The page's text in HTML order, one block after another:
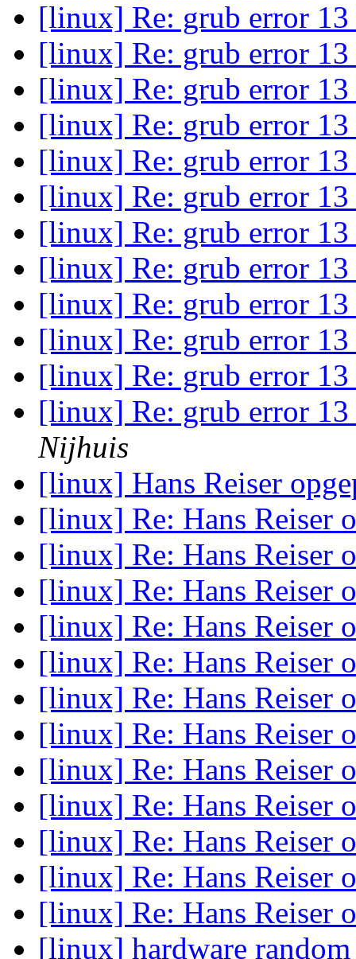
[linux] Re: grub error 13
[linux] Re: grub error 13
[linux] Re: grub error 13
[linux] Re: grub error 13
[linux] Re: grub error 13
[linux] Re: grub error 13
[linux] Re: grub error 13
[linux] Re: grub error 13
[linux] Re: grub error 13
[linux] Re: grub error 13
[linux] Re: grub error
[linux] Re: grub error
Nijhuis
[linux] Hans Reiser
[linux] Re: Hans Reiser
[linux] Re: Hans Reiser
[linux] Re: Hans Reiser
[linux] Re: Hans Reiser
[linux] Re: Hans Reiser
[linux] Re: Hans Reiser
[linux] Re: Hans Reiser
[linux] Re: Hans Reiser
[linux] Re: Hans Reiser
[linux] Re: Hans Reiser
[linux] Re: Hans Reiser
[linux] Re: Hans Reiser
[linux] hardware